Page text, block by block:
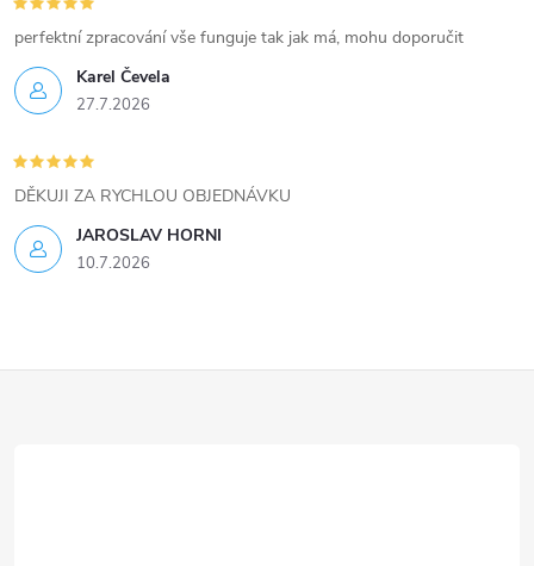
v
ý
p
i
s
u
Karel Čevela
27.7.2026
perfektní zpracování vše funguje tak jak má, mohu doporučit
JAROSLAV HORNI
10.7.2026
DĚKUJI ZA RYCHLOU OBJEDNÁVKU